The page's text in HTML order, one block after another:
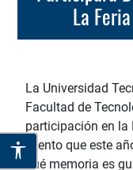
La
La Universidad
Facultad de
participación en la
evento que este
qué memoria es